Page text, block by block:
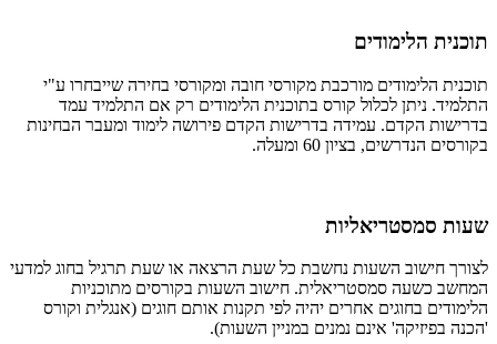
תוכנית הלימודים
תוכנית הלימודים מורכבת מקורסי חובה ומקורסי בחירה שייבחרו ע"י
התלמיד. ניתן לכלול קורס בתוכנית הלימודים רק אם התלמיד עמד
בדרישות הקדם. עמידה בדרישות הקדם פירושה לימוד ומעבר הבחינות
בקורסים הנדרשים, בציון 60 ומעלה.
שעות סמסטריאליות
לצורך חישוב השעות נחשבת כל שעת הרצאה או שעת תרגיל בחוג למדעי
המחשב כשעה סמסטריאלית. חישוב השעות בקורסים מתוכניות
הלימודים בחוגים אחרים יהיה לפי תקנות אותם חוגים (אנגלית וקורס
'הכנה בפיזיקה' אינם נמנים במניין השעות).